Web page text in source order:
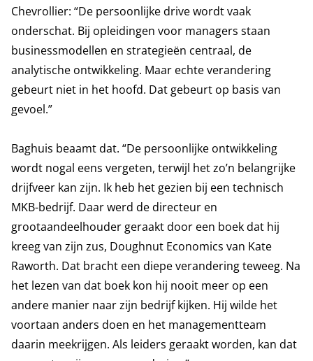
Chevrollier: “De persoonlijke drive wordt vaak
onderschat. Bij opleidingen voor managers staan
businessmodellen en strategieën centraal, de
analytische ontwikkeling. Maar echte verandering
gebeurt niet in het hoofd. Dat gebeurt op basis van
gevoel.”
Baghuis beaamt dat. “De persoonlijke ontwikkeling
wordt nogal eens vergeten, terwijl het zo’n belangrijke
drijfveer kan zijn. Ik heb het gezien bij een technisch
MKB-bedrijf. Daar werd de directeur en
grootaandeelhouder geraakt door een boek dat hij
kreeg van zijn zus, Doughnut Economics van Kate
Raworth. Dat bracht een diepe verandering teweeg. Na
het lezen van dat boek kon hij nooit meer op een
andere manier naar zijn bedrijf kijken. Hij wilde het
voortaan anders doen en het managementteam
daarin meekrijgen. Als leiders geraakt worden, kan dat